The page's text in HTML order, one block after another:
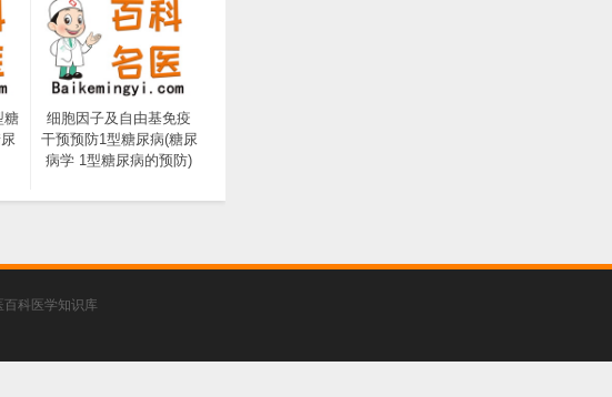
糖
细胞因子及自由基免疫
干预预防1型糖尿病(糖尿
病学 1型糖尿病的预防)
百科医学知识库